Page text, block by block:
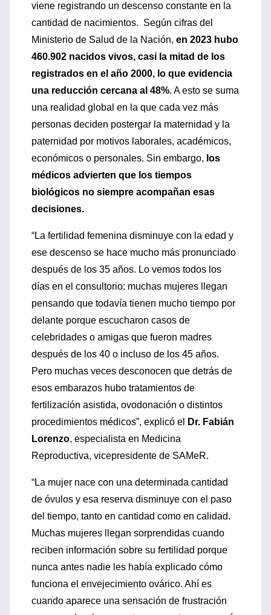
viene registrando un descenso constante en la
cantidad de nacimientos. Según cifras del
Ministerio de Salud de la Nación, en 2023 hubo
460.902 nacidos vivos, casi la mitad de los
registrados en el año 2000, lo que evidencia
una reducción cercana al 48%. A esto se suma
una realidad global en la que cada vez más
personas deciden postergar la maternidad y la
paternidad por motivos laborales, académicos,
económicos o personales. Sin embargo, los
médicos advierten que los tiempos
biológicos no siempre acompañan esas
decisiones.
“La fertilidad femenina disminuye con la edad y
ese descenso se hace mucho más pronunciado
después de los 35 años. Lo vemos todos los
días en el consultorio: muchas mujeres llegan
pensando que todavía tienen mucho tiempo por
delante porque escucharon casos de
celebridades o amigas que fueron madres
después de los 40 o incluso de los 45 años.
Pero muchas veces desconocen que detrás de
esos embarazos hubo tratamientos de
fertilización asistida, ovodonación o distintos
procedimientos médicos”, explicó el
Dr. Fabián
Lorenzo, especialista en Medicina
Reproductiva, vicepresidente de SAMeR.
“La mujer nace con una determinada cantidad
de óvulos y esa reserva disminuye con el paso
del tiempo, tanto en cantidad como en calidad.
Muchas mujeres llegan sorprendidas cuando
reciben información sobre su fertilidad porque
nunca antes nadie les había explicado cómo
funciona el envejecimiento ovárico. Ahí es
cuando aparece una sensación de frustración